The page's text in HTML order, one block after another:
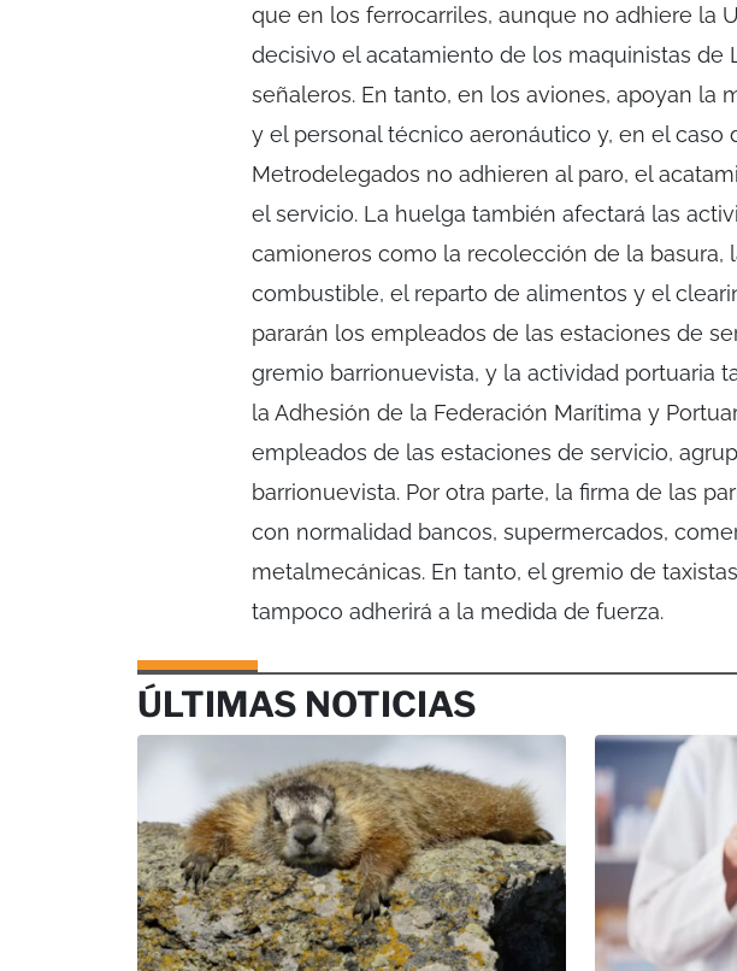
que en los ferrocarriles, aunque no adhiere la
decisivo el acatamiento de los maquinistas de
señaleros. En tanto, en los aviones, apoyan la
y el personal técnico aeronáutico y, en el caso
Metrodelegados no adhieren al paro, el
el servicio. La huelga también afectará las
camioneros como la recolección de la basura,
combustible, el reparto de alimentos y el
pararán los empleados de las estaciones de
gremio barrionuevista, y la actividad portuaria
la Adhesión de la Federación Marítima y
empleados de las estaciones de servicio,
barrionuevista. Por otra parte, la firma de las
con normalidad bancos, supermercados,
metalmecánicas. En tanto, el gremio de
tampoco adherirá a la medida de fuerza.
ÚLTIMAS NOTICIAS